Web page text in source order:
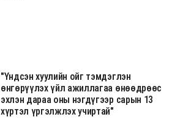
"Үндсэн хуулийн ойг тэмдэглэн
өнгөрүүлэх үйл ажиллагаа өнөөдрөөс
эхлэн дараа оны нэгдүгээр сарын 13
хүртэл үргэлжлэх учиртай"